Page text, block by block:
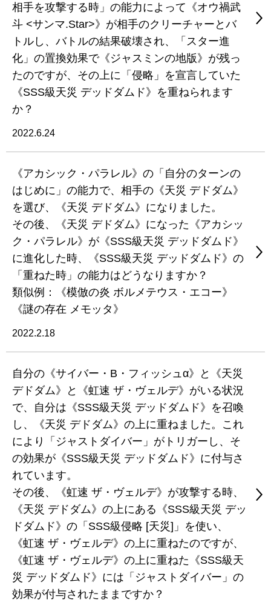
相手を攻撃する時」の能力によって《オウ禍武
斗 <サンマ.Star>》が相手のクリーチャーとバ
トルし、バトルの結果破壊され、「スター進
化」の置換効果で《ジャスミンの地版》が残っ
たのですが、その上に「侵略」を宣言していた
《SSS級天災 デッドダムド》を重ねられます
か？
2022.6.24
《アカシック・パラレル》の「自分のターンの
はじめに」の能力で、相手の《天災 デドダム》
を選び、《天災 デドダム》になりました。
その後、《天災 デドダム》になった《アカシッ
ク・パラレル》が《SSS級天災 デッドダムド》
に進化した時、《SSS級天災 デッドダムド》の
「重ねた時」の能力はどうなりますか？
類似例：《模倣の炎 ボルメテウス・エコー》
《謎の存在 メモッタ》
2022.2.18
自分の《サイバー・B・フィッシュα》と《天災
デドダム》と《虹速 ザ・ヴェルデ》がいる状況
で、自分は《SSS級天災 デッドダムド》を召喚
し、《天災 デドダム》の上に重ねました。これ
により「ジャストダイバー」がトリガーし、そ
の効果が《SSS級天災 デッドダムド》に付与さ
れています。
その後、《虹速 ザ・ヴェルデ》が攻撃する時、
《天災 デドダム》の上にある《SSS級天災 デッ
ドダムド》の「SSS級侵略 [天災]」を使い、
《虹速 ザ・ヴェルデ》の上に重ねたのですが、
《虹速 ザ・ヴェルデ》の上に重ねた《SSS級天
災 デッドダムド》には「ジャストダイバー」の
効果が付与されたままですか？